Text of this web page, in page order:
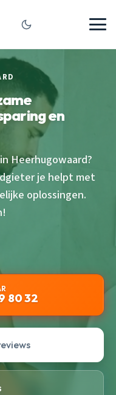
en
Heerhugowaard?
je helpt met
oplossingen.
80 32